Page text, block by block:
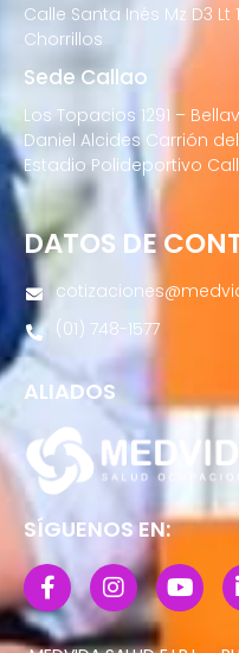
Calle Santa Inés Mz D3
Chorrillos
Sede Callao
Los Topacios 1291 –
Daniel Alcides Carrión
Estadio Polideportivo
DATOS DE
(01) 748-1577
ALIADOS
SÍGUENOS EN: